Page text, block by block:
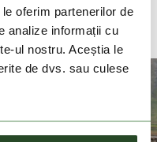
oferim partenerilor de
analize informații cu
ul nostru. Aceștia le
de dvs. sau culese